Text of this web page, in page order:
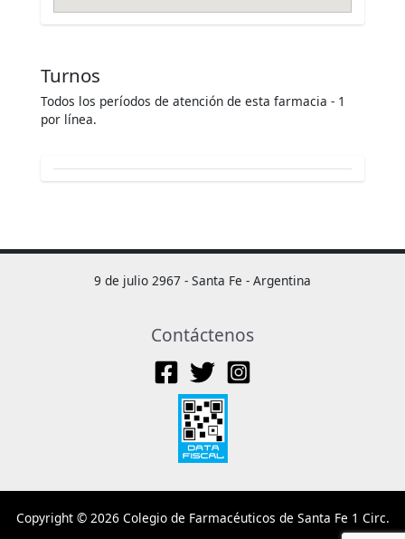
Turnos
Todos los períodos de atención de esta farmacia - 1
por línea.
9 de julio 2967 - Santa Fe - Argentina
Contáctenos
Copyright © 2026 Colegio de Farmacéuticos de Santa Fe 1 Circ.